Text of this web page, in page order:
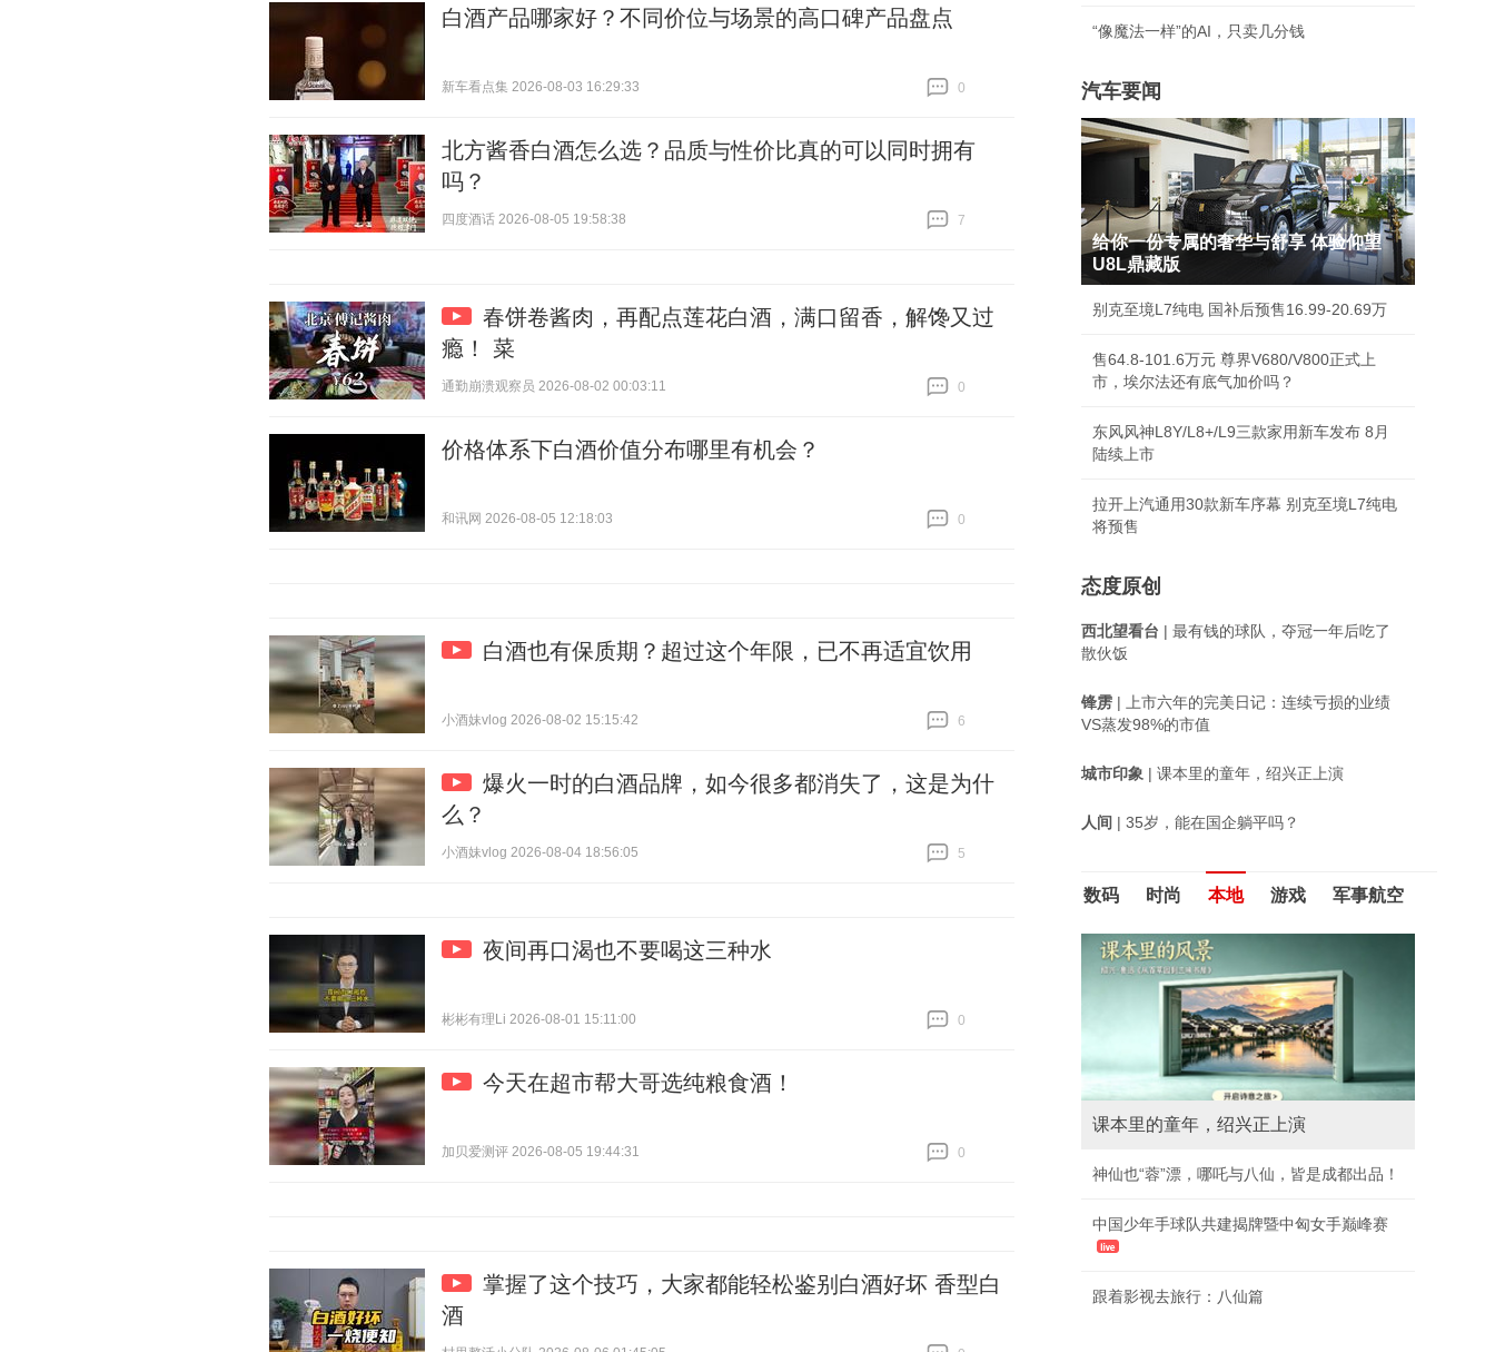
白酒产品哪家好？不同价位与场景的高口碑产品盘点
新车看点集 2026-08-03 16:29:33
0
北方酱香白酒怎么选？品质与性价比真的可以同时拥有
吗？
四度酒话 2026-08-05 19:58:38
7
春饼卷酱肉，再配点莲花白酒，满口留香，解馋又过
瘾！ 菜
通勤崩溃观察员 2026-08-02 00:03:11
0
价格体系下白酒价值分布哪里有机会？
和讯网 2026-08-05 12:18:03
0
白酒也有保质期？超过这个年限，已不再适宜饮用
小酒妹vlog 2026-08-02 15:15:42
6
爆火一时的白酒品牌，如今很多都消失了，这是为什
么？
小酒妹vlog 2026-08-04 18:56:05
5
夜间再口渴也不要喝这三种水
彬彬有理Li 2026-08-01 15:11:00
0
今天在超市帮大哥选纯粮食酒！
加贝爱测评 2026-08-05 19:44:31
0
掌握了这个技巧，大家都能轻松鉴别白酒好坏 香型白
酒
“像魔法一样”的AI，只卖几分钱
汽车要闻
给你一份专属的奢华与舒享 体验仰望
U8L鼎藏版
别克至境L7纯电 国补后预售16.99-20.69万
售64.8-101.6万元 尊界V680/V800正式上
市，埃尔法还有底气加价吗？
东风风神L8Y/L8+/L9三款家用新车发布 8月
陆续上市
拉开上汽通用30款新车序幕 别克至境L7纯电
将预售
态度原创
西北望看台 | 最有钱的球队，夺冠一年后吃了
散伙饭
锋雳 | 上市六年的完美日记：连续亏损的业绩
VS蒸发98%的市值
城市印象 | 课本里的童年，绍兴正上演
人间 | 35岁，能在国企躺平吗？
数码 时尚 本地 游戏 军事航空
索尼秘密总部？百米摩天大楼外观超像
紧买！
局横扫EDG